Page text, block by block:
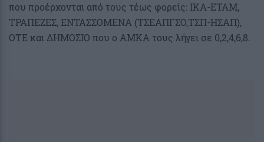
που προέρχονται από τους τέως φορείς: ΙΚΑ-ΕΤΑΜ,
ΤΡΑΠΕΖΕΣ, ΕΝΤΑΣΣΟΜΕΝΑ (ΤΣΕΑΠΓΣΟ,ΤΣΠ-ΗΣΑΠ),
ΟΤΕ και ΔΗΜΟΣΙΟ που ο ΑΜΚΑ τους λήγει σε 0,2,4,6,8.